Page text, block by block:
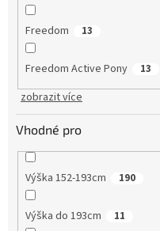
Freedom 13
Freedom Active Pony 13
zobrazit více
Vhodné pro
Výška 152-193cm 190
Výška do 193cm 11